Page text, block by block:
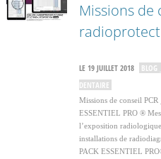
Missions de
LE 19 JUILLET 2018 BLOG
DENTAIRE
Missions de conseil
ESSENTIEL PRO ®
l’exposition
installations de
PACK ESSENTIEL